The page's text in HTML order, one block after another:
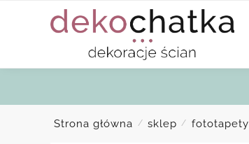
Strona główna / sklep / fototapety